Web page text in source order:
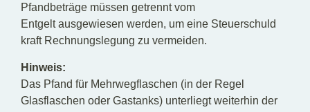
Pfandbeträge müssen getrennt vom
Entgelt ausgewiesen werden, um eine Steuerschuld
kraft Rechnungslegung zu vermeiden.
Hinweis:
Das Pfand für Mehrwegflaschen (in der Regel
Glasflaschen oder Gastanks) unterliegt weiterhin der